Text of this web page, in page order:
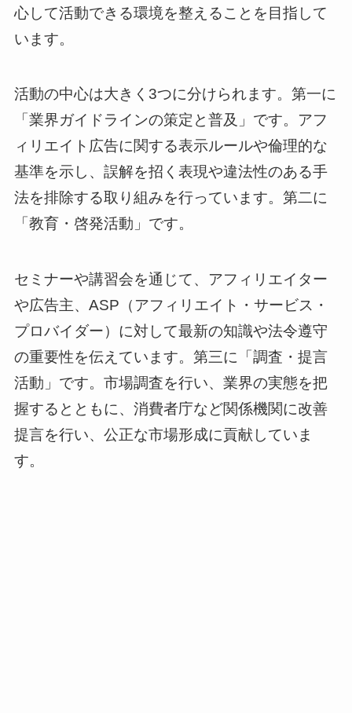
心して活動できる環境を整えることを目指して
います。
活動の中心は大きく3つに分けられます。第一に
「業界ガイドラインの策定と普及」です。アフ
ィリエイト広告に関する表示ルールや倫理的な
基準を示し、誤解を招く表現や違法性のある手
法を排除する取り組みを行っています。第二に
「教育・啓発活動」です。
セミナーや講習会を通じて、アフィリエイター
や広告主、ASP（アフィリエイト・サービス・
プロバイダー）に対して最新の知識や法令遵守
の重要性を伝えています。第三に「調査・提言
活動」です。市場調査を行い、業界の実態を把
握するとともに、消費者庁など関係機関に改善
提言を行い、公正な市場形成に貢献していま
す。